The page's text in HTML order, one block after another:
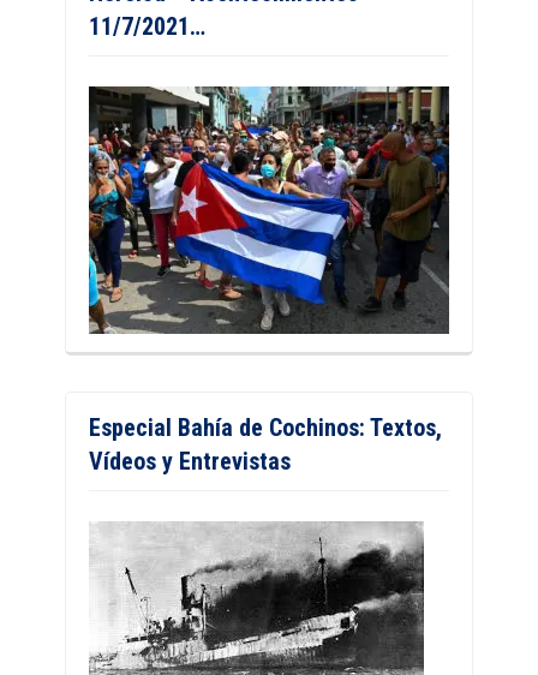
11/7/2021…
Especial Bahía de Cochinos: Textos,
Vídeos y Entrevistas